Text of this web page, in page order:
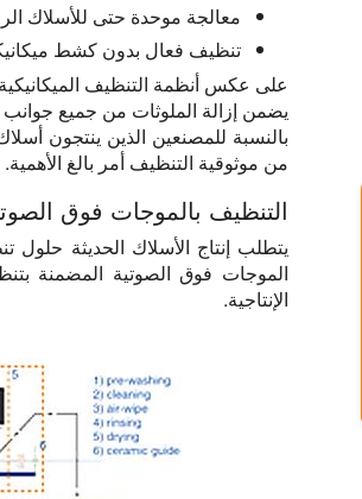
معالجة موحدة حتى للأسلاك
تنظيف فعال بدون كشط
على عكس أنظمة التنظيف
يضمن إزالة الملوثات من جميع
بالنسبة للمصنعين الذين ينتجون
من موثوقية التنظيف أمر بالغ الأهمية.
التنظيف بالموجات فوق
يتطلب إنتاج الأسلاك الحديثة
الموجات فوق الصوتية المضمنة
الإنتاجية.